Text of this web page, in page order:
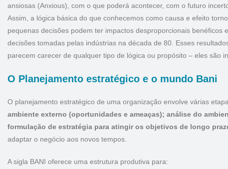
ansiosas (Anxious), com o que poderá acontecer, com o futuro
Assim, a lógica básica do que conhecemos como causa e efeito
pequenas decisões podem ter impactos desproporcionais
decisões tomadas pelas indústrias na década de 80. Esses
parecem carecer de qualquer tipo de lógica ou propósito – eles são
O Planejamento estratégico e o mundo Bani
O planejamento estratégico de uma organização envolve várias
ambiente externo (oportunidades e ameaças); análise do
formulação de estratégia para atingir os objetivos de longo
adaptar o negócio aos novos tempos.
A sigla BANI oferece uma estrutura produtiva para: